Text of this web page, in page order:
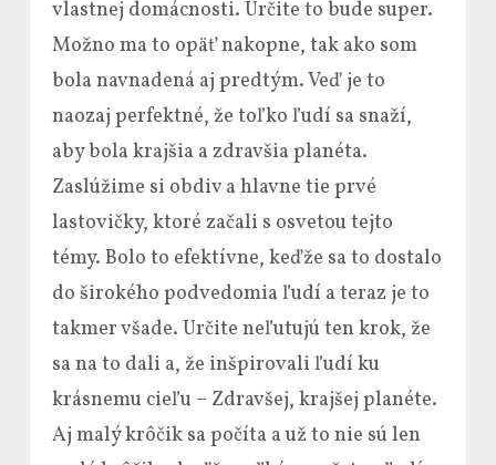
vlastnej domácnosti. Určite to bude super.
Možno ma to opäť nakopne, tak ako som
bola navnadená aj predtým. Veď je to
naozaj perfektné, že toľko ľudí sa snaží,
aby bola krajšia a zdravšia planéta.
Zaslúžime si obdiv a hlavne tie prvé
lastovičky, ktoré začali s osvetou tejto
témy. Bolo to efektívne, keďže sa to dostalo
do širokého podvedomia ľudí a teraz je to
takmer všade. Určite neľutujú ten krok, že
sa na to dali a, že inšpirovali ľudí ku
krásnemu cieľu – Zdravšej, krajšej planéte.
Aj malý krôčik sa počíta a už to nie sú len